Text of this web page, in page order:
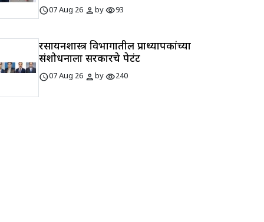
schedule07 Aug 26 personby visibility93
रसायनशास्त्र विभागातील प्राध्यापकांच्या
संशोधनाला सरकारचे पेटंट
schedule07 Aug 26 personby visibility240